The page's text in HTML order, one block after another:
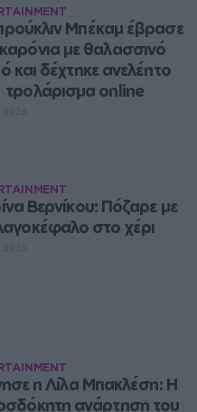
Μπέκαμ έβρασε
με θαλασσινό
και δέχτηκε ανελέητο
τρολάρισμα online
Βερνίκου: Πόζαρε με
στο χέρι
η Λίλα Μπακλέση: Η
ανάρτηση του